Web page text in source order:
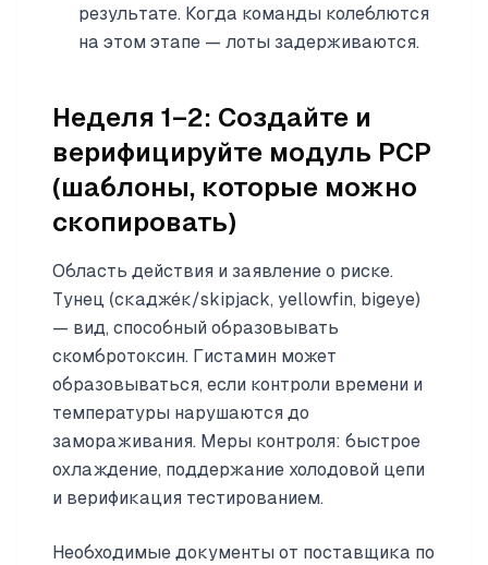
результате. Когда команды колеблются
на этом этапе — лоты задерживаются.
Неделя 1–2: Создайте и
верифицируйте модуль PCP
(шаблоны, которые можно
скопировать)
Область действия и заявление о риске.
Тунец (скадже́к/skipjack, yellowfin, bigeye)
— вид, способный образовывать
скомбротоксин. Гистамин может
образовываться, если контроли времени и
температуры нарушаются до
замораживания. Меры контроля: быстрое
охлаждение, поддержание холодовой цепи
и верификация тестированием.
Необходимые документы от поставщика по